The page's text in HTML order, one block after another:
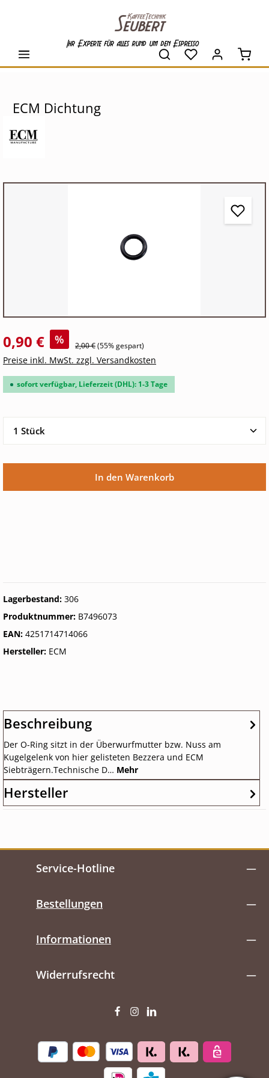
Ihr Experte für alles rund um den Espresso
ECM Dichtung
0,90 € % 2,00 €(55% gespart)
Preise inkl. MwSt. zzgl. Versandkosten
sofort verfügbar, Lieferzeit (DHL): 1-3 Tage
Produkt Anzahl: Gib den gewünschten Wert ein
In den Warenkorb
Lagerbestand: 306
Produktnummer: B7496073
EAN: 4251714714066
Hersteller: ECM
Beschreibung
Der O-Ring sitzt in der Überwurfmutter bzw. Nuss am
Kugelgelenk von hier gelisteten Bezzera und ECM
Siebträgern.Technische D… Mehr
Hersteller
Service-Hotline
Bestellungen
Informationen
Widerrufsrecht